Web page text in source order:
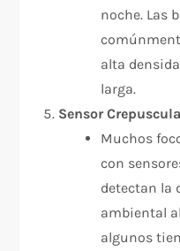
noche. Las
alta
larga.
Sensor
Muchos
con
detectan la
ambiental
algunos